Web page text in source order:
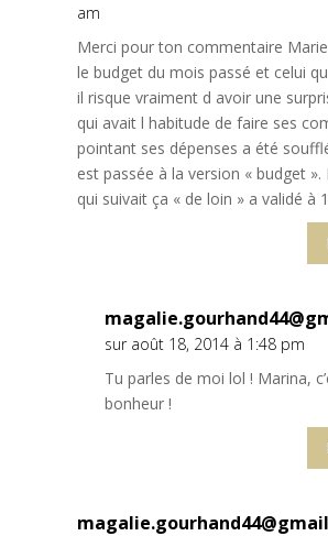
am
Merci pour ton commentaire
le budget du mois passé et celui
il risque vraiment d avoir une
qui avait l habitude de faire ses
pointant ses dépenses a été
est passée à la version « budget ».
qui suivait ça « de loin » a validé à
sur août 18, 2014 à 1:48 pm
Tu parles de moi lol ! Marina,
bonheur !